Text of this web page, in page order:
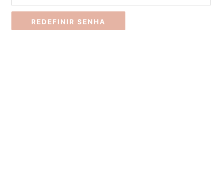
REDEFINIR SENHA